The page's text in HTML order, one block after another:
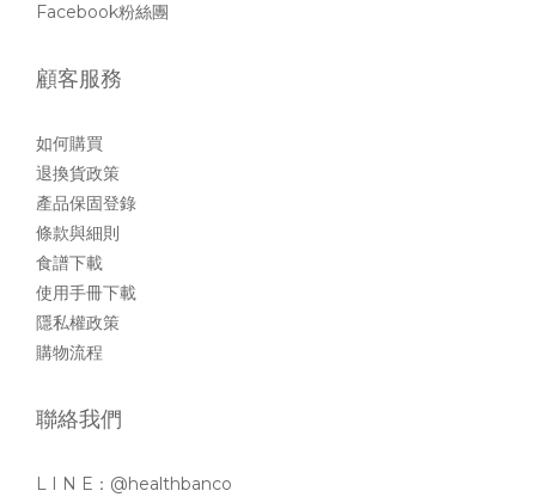
Facebook粉絲團
顧客服務
如何購買
退換貨政策
產品保固登錄
條款與細則
食譜下載
使用手冊下載
隱私權政策
購物流程
聯絡我們
L I N E：@healthbanco